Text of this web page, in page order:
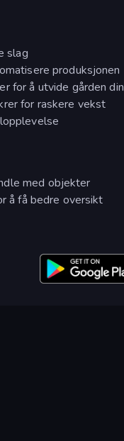
slag
produksjonen
for å utvide gården din
for raskere vekst
med objekter
å få bedre oversikt